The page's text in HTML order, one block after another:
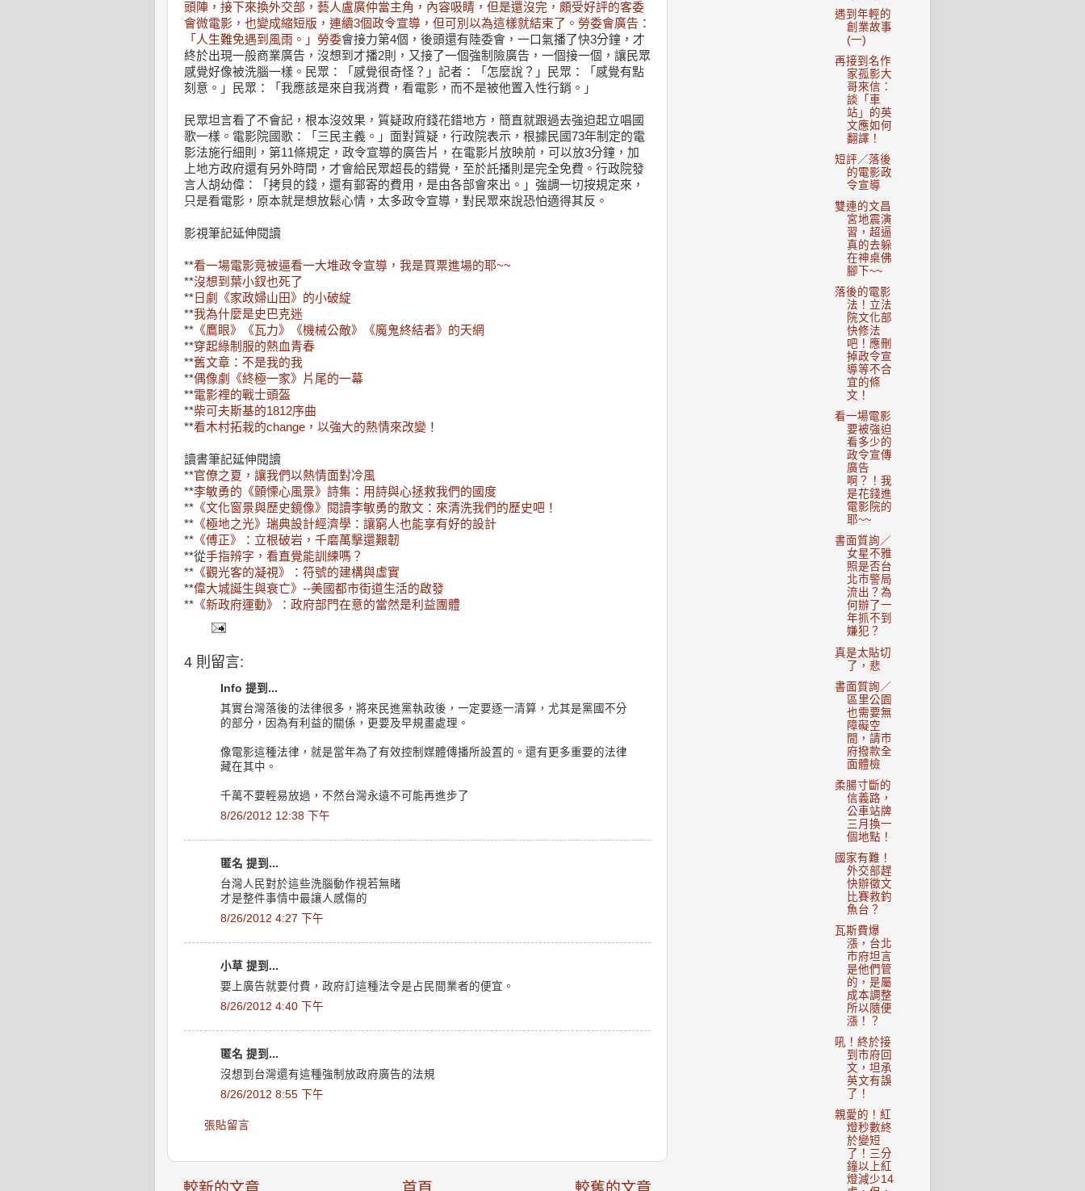
頭陣，接下來換外交部，藝人盧廣仲當主角，內容吸睛，但是還沒完，頗受好評的客委
會微電影，也變成縮短版，連續3個政令宣導，但可別以為這樣就結束了。勞委會廣告：
「人生難免遇到風雨。」勞委會接力第4個，後頭還有陸委會，一口氣播了快3分鐘，才
終於出現一般商業廣告，沒想到才播2則，又接了一個強制險廣告，一個接一個，讓民眾
感覺好像被洗腦一樣。民眾：「感覺很奇怪？」記者：「怎麼說？」民眾：「感覺有點
刻意。」民眾：「我應該是來自我消費，看電影，而不是被他置入性行銷。」
民眾坦言看了不會記，根本沒效果，質疑政府錢花錯地方，簡直就跟過去強迫起立唱國
歌一樣。電影院國歌：「三民主義。」面對質疑，行政院表示，根據民國73年制定的電
影法施行細則，第11條規定，政令宣導的廣告片，在電影片放映前，可以放3分鐘，加
上地方政府還有另外時間，才會給民眾超長的錯覺，至於託播則是完全免費。行政院發
言人胡幼偉：「拷貝的錢，還有郵寄的費用，是由各部會來出。」強調一切按規定來，
只是看電影，原本就是想放鬆心情，太多政令宣導，對民眾來說恐怕適得其反。
影視筆記延伸閱讀
**看一場電影竟被逼看一大堆政令宣導，我是買票進場的耶~~
**沒想到葉小釵也死了
**日劇《家政婦山田》的小破綻
**我為什麼是史巴克迷
** 《鷹眼》《瓦力》《機械公敵》《魔鬼終結者》的天網
**穿起綠制服的熱血青春
**舊文章：不是我的我
**偶像劇《終極一家》片尾的一幕
**電影裡的戰士頭盔
**柴可夫斯基的1812序曲
**看木村拓栽的change，以強大的熱情來改變 ！
讀書筆記延伸閱讀
**官僚之夏，讓我們以熱情面對冷風
**李敏勇的《顫慄心風景》詩集：用詩與心拯救我們的國度
** 《文化窗景與歷史鏡像》閱讀李敏勇的散文：來清洗我們的歷史吧！
** 《極地之光》瑞典設計經濟學：讓窮人也能享有好的設計
** 《傅正》：立根破岩，千磨萬擊還艱韌
**從手指辨字，看直覺能訓練嗎？
** 《觀光客的凝視》：符號的建構與虛實
**偉大城誕生與衰亡》--美國都市街道生活的啟發
** 《新政府運動》：政府部門在意的當然是利益團體
4 則留言:
Info 提到...
其實台灣落後的法律很多，將來民進黨執政後，一定要逐一清算，尤其是黨國不分
的部分，因為有利益的關係，更要及早規畫處理。
像電影這種法律，就是當年為了有效控制媒體傳播所設置的。還有更多重要的法律
藏在其中。
千萬不要輕易放過，不然台灣永遠不可能再進步了
8/26/2012 12:38 下午
匿名 提到...
台灣人民對於這些洗腦動作視若無睹
才是整件事情中最讓人感傷的
8/26/2012 4:27 下午
小草 提到...
要上廣告就要付費，政府訂這種法令是占民間業者的便宜。
8/26/2012 4:40 下午
匿名 提到...
沒想到台灣還有這種強制放政府廣告的法規
8/26/2012 8:55 下午
張貼留言
遇到年輕的
創業故事
(一)
再接到名作
家孤影大
哥來信：
談「車
站」的英
文應如何
翻譯！
短評／落後
的電影政
令宣導
雙連的文昌
宮地震演
習，超逼
真的去躲
在神桌佛
腳下~~
落後的電影
法！立法
院文化部
快修法
吧！應刪
掉政令宣
導等不合
宜的條
文！
看一場電影
要被強迫
看多少的
政令宣傳
廣告
啊？！我
是花錢進
電影院的
耶~~
書面質詢／
女星不雅
照是否台
北市警局
流出？為
何辦了一
年抓不到
嫌犯？
真是太貼切
了，悲
書面質詢／
區里公園
也需要無
障礙空
間，請市
府撥款全
面體檢
柔腸寸斷的
信義路，
公車站牌
三月換一
個地點！
國家有難！
外交部趕
快辦徵文
比賽救釣
魚台？
瓦斯費爆
漲，台北
市府坦言
是他們管
的，是屬
成本調整
所以隨便
漲！？
吼！終於接
到市府回
文，坦承
英文有誤
了！
親愛的！紅
燈秒數終
於變短
了！三分
鐘以上紅
燈減少14